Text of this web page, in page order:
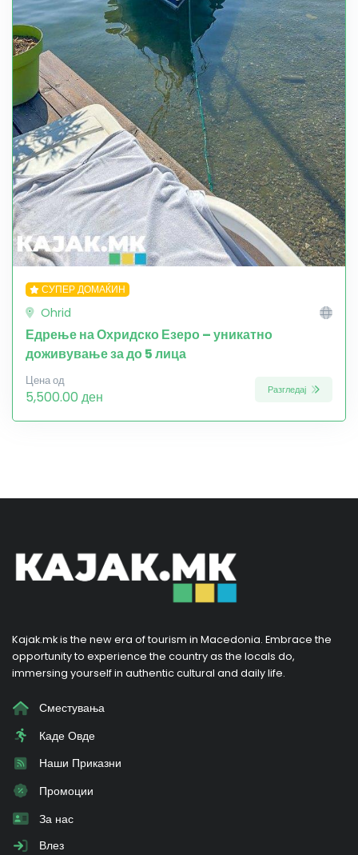
СУПЕР ДОМАЌИН
Ohrid
Едрење на Охридско Езеро – уникатно
доживување за до 5 лица
Цена од
5,500.00 ден Разгледај
Kajak.mk is the new era of tourism in Macedonia. Embrace the
opportunity to experience the country as the locals do,
immersing yourself in authentic cultural and daily life.
Сместувања
Каде Овде
Наши Приказни
Промоции
За нас
Влез